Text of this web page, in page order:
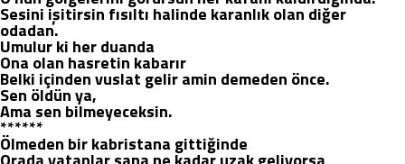
Sesini işitirsin fısıltı halinde karanlık olan diğer
odadan.
Umulur ki her duanda
Ona olan hasretin kabarır
Belki içinden vuslat gelir amin demeden önce.
Sen öldün ya,
Ama sen bilmeyeceksin.
******
Ölmeden bir kabristana gittiğinde